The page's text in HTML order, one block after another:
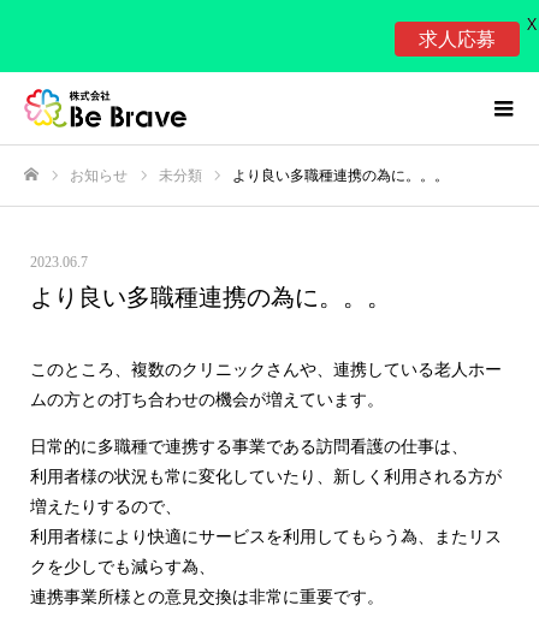
お知らせ 未分類 より良い多職種連携の為に。。。
2023.06.7
より良い多職種連携の為に。。。
このところ、複数のクリニックさんや、連携している老人ホー
ムの方との打ち合わせの機会が増えています。
日常的に多職種で連携する事業である訪問看護の仕事は、
利用者様の状況も常に変化していたり、新しく利用される方が
増えたりするので、
利用者様により快適にサービスを利用してもらう為、またリス
クを少しでも減らす為、
連携事業所様との意見交換は非常に重要です。
求人応募
X